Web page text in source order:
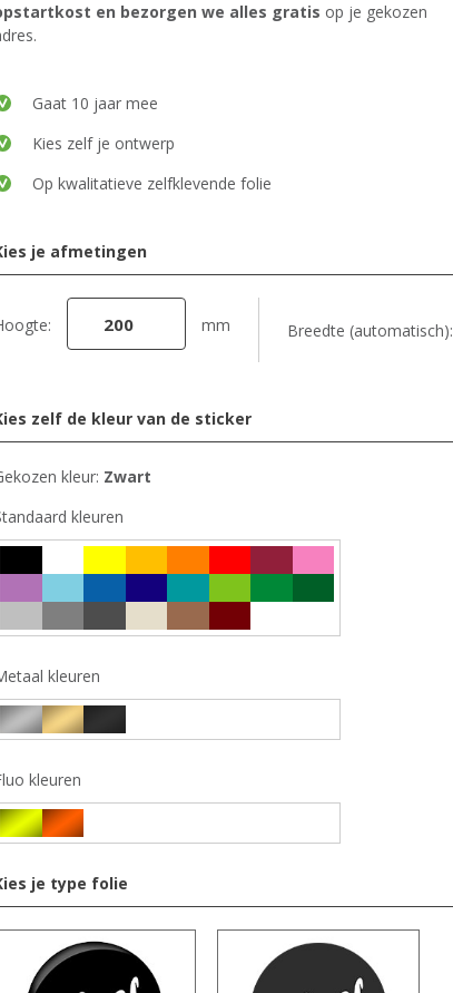
en bezorgen we alles gratis op je gekozen
Gaat 10 jaar mee
Kies zelf je ontwerp
Op kwalitatieve zelfklevende folie
je afmetingen
mm Breedte (automatisch):
zelf de kleur van de sticker
kleur: Zwart
kleuren
kleuren
kleuren
je type folie